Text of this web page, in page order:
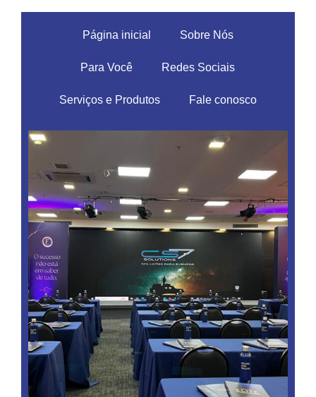
Página inicial Sobre Nós
Para Você Redes Sociais
Serviços e Produtos Fale conosco